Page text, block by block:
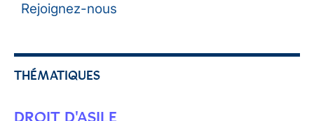
Rejoignez-nous
THÉMATIQUES
DROIT D'ASILE